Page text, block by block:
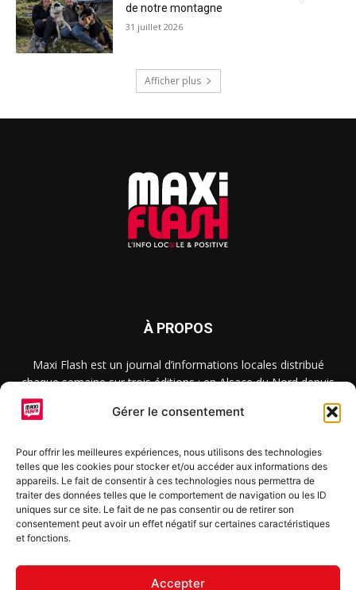
Gérer le consentement
Pour offrir les meilleures expériences, nous utilisons des technologies
telles que les cookies pour stocker et/ou accéder aux informations des
appareils. Le fait de consentir à ces technologies nous permettra de
traiter des données telles que le comportement de navigation ou les ID
uniques sur ce site. Le fait de ne pas consentir ou de retirer son
consentement peut avoir un effet négatif sur certaines caractéristiques
et fonctions.
Accepter
de notre montagne
31 juillet 2026
Afficher plus
À PROPOS
Maxi Flash est un journal d’informations locales distribué
chaque semaine sur trois éditions : en Alsace du Nord depuis
2015, dans les secteurs d’Obernai-Molsheim-Erstein depuis
2022, et à Colmar, Vignoble et Plaine depuis 2023.
SUIVEZ-NOUS
S'inscrire à la newsletter